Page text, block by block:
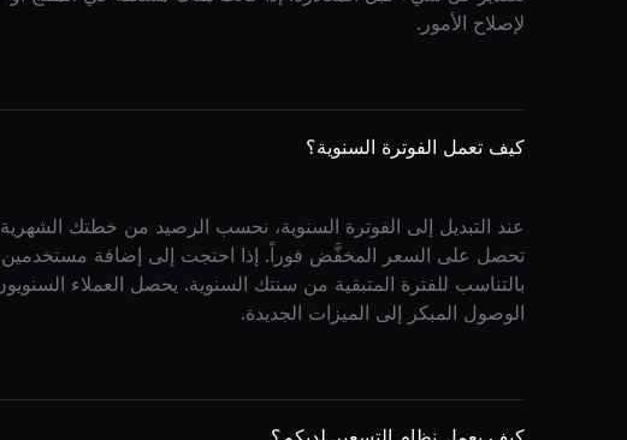
لإصلاح الأمور.
كيف تعمل الفوترة السنوية؟
عند التبديل إلى الفوترة السنوية، نحسب الرصيد من خطتك
تحصل على السعر المخفَّض فوراً. إذا احتجت إلى إضافة
بالتناسب للفترة المتبقية من سنتك السنوية. يحصل العملاء
الوصول المبكر إلى الميزات الجديدة.